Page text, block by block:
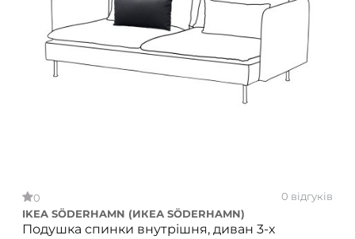
0
0 відгуків
IKEA SÖDERHAMN (ИКЕА SÖDERHAMN)
Подушка спинки внутрішня, диван 3-х